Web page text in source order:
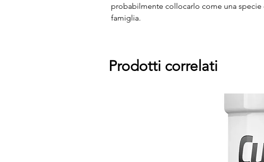
probabilmente collocarlo come una
famiglia.
Prodotti correlati